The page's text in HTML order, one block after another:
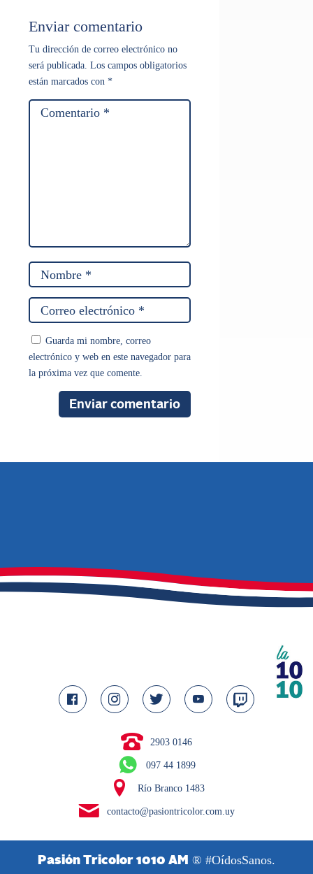
Enviar comentario
Tu dirección de correo electrónico no
será publicada. Los campos obligatorios
están marcados con *
Guarda mi nombre, correo
electrónico y web en este navegador para
la próxima vez que comente.
2903 0146
097 44 1899
Río Branco 1483
contacto@pasiontricolor.com.uy
Pasión Tricolor 1010 AM ® #OídosSanos.